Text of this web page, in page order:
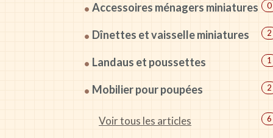
Accessoires ménagers miniatures 0
Dînettes et vaisselle miniatures 2
Landaus et poussettes 1
Mobilier pour poupées 2
Voir tous les articles 6